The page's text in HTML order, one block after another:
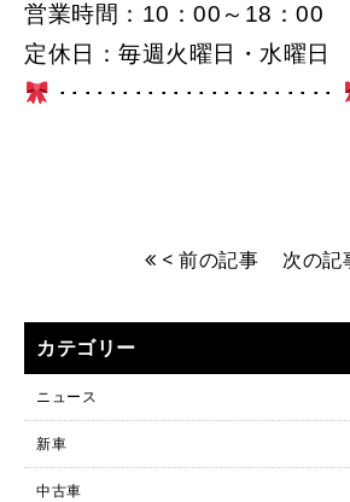
営業時間：10：00～18：00
定休日：毎週火曜日・水曜日
･･････････････････････
< 前の記事 次の記
カテゴリー
ニュース
新車
中古車